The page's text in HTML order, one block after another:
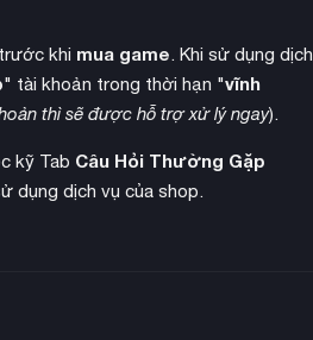
chế roguelite, bạn sẽ mang theo tài
trình mới.
khi mua game. Khi sử dụng dịch
" tài khoản trong thời hạn "vĩnh
thì sẽ được hỗ trợ xử lý ngay).
kỹ Tab Câu Hỏi Thường Gặp
dụng dịch vụ của shop.